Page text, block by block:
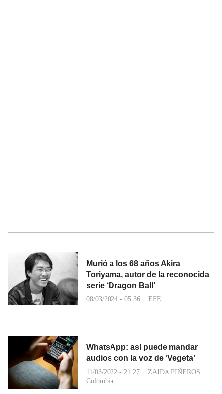
Murió a los 68 años Akira
Toriyama, autor de la reconocida
serie ‘Dragon Ball’
08/03/2024 - 05:36 EFE
WhatsApp: así puede mandar
audios con la voz de ‘Vegeta’
11/03/2022 - 21:27
ZAIDA PIÑEROS
Colombia